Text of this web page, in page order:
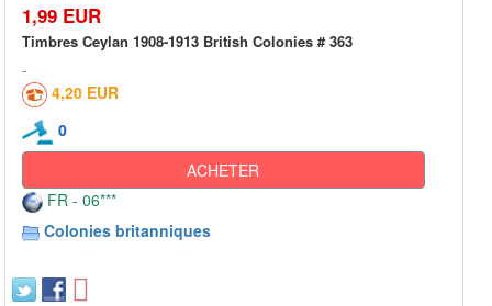
1,99 EUR
Timbres Ceylan 1908-1913 British Colonies # 363
4,20 EUR
0
ACHETER
FR - 06***
Colonies britanniques